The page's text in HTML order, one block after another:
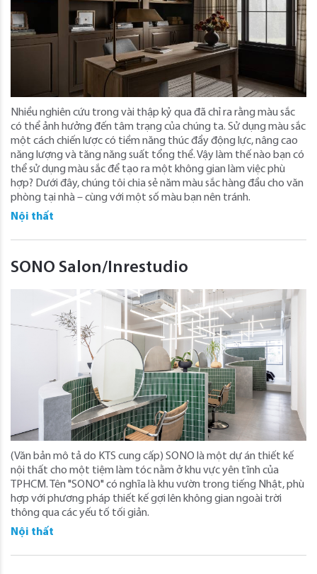
Nhiều nghiên cứu trong vài thập kỷ qua đã chỉ ra rằng màu sắc
có thể ảnh hưởng đến tâm trạng của chúng ta. Sử dụng màu sắc
một cách chiến lược có tiềm năng thúc đẩy động lực, nâng cao
năng lượng và tăng năng suất tổng thể. Vậy làm thế nào bạn có
thể sử dụng màu sắc để tạo ra một không gian làm việc phù
hợp? Dưới đây, chúng tôi chia sẻ năm màu sắc hàng đầu cho văn
phòng tại nhà – cùng với một số màu bạn nên tránh.
Nội thất
SONO Salon/Inrestudio
(Văn bản mô tả do KTS cung cấp) SONO là một dự án thiết kế
nội thất cho một tiệm làm tóc nằm ở khu vực yên tĩnh của
TPHCM. Tên "SONO" có nghĩa là khu vườn trong tiếng Nhật, phù
hợp với phương pháp thiết kế gợi lên không gian ngoài trời
thông qua các yếu tố tối giản.
Nội thất